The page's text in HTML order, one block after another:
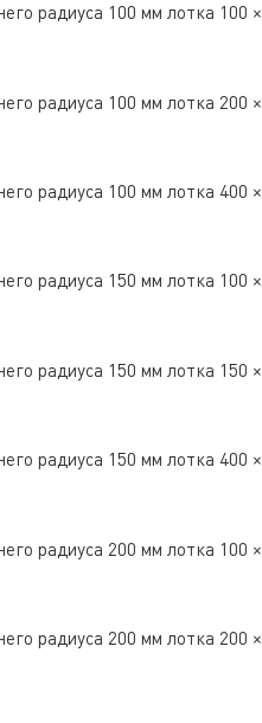
радиуса 100 мм лотка 100 ×
радиуса 100 мм лотка 200 ×
радиуса 100 мм лотка 400 ×
радиуса 150 мм лотка 100 ×
радиуса 150 мм лотка 150 ×
радиуса 150 мм лотка 400 ×
радиуса 200 мм лотка 100 ×
радиуса 200 мм лотка 200 ×